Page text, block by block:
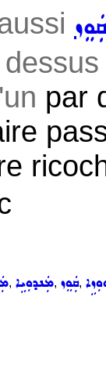
ܩܲܘܸܙ
par
, ܡܲܢܕܘܼܝܹܐ, ܩܲܘܸܙ,